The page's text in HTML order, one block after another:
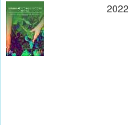
2022